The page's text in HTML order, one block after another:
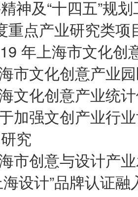
神及“十四五”规
重点产业研究类项
年上海市文化创
文化创意产业园
化创意产业统计
强文创产业行业
究
创意与设计产业
计”品牌认证融